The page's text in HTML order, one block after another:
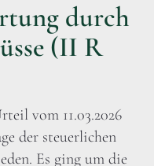
durch
(II R
vom 11.03.2026
der steuerlichen
Es ging um die